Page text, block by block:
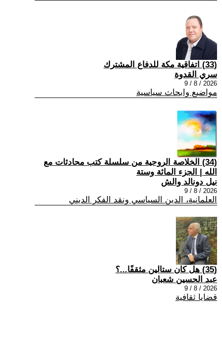
(33) اتفاقية مكة للدفاع المشترك
سري القدوة
2026 / 8 / 9
مواضيع وابحاث سياسية
(34) الخلاصة الروحية من سلسلة كتب محادثات مع
الله | الجزء المائة وستة
نيل دونالد والش
2026 / 8 / 9
العلمانية، الدين السياسي ونقد الفكر الديني
(35) هل كان ستالين مثقفًا...؟
عبد الحسين شعبان
2026 / 8 / 9
قضايا ثقافية